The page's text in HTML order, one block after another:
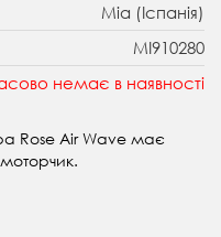
Mia (Іспанія)
MI910280
немає в наявності
Rose Air Wave має